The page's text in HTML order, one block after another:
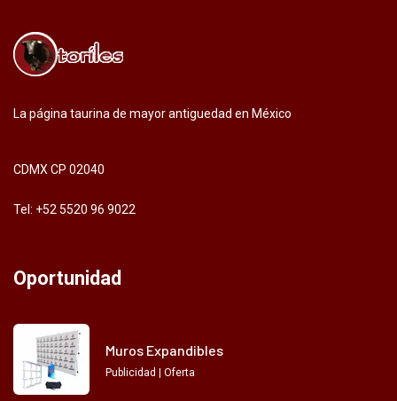
La página taurina de mayor antiguedad en México
CDMX CP 02040
Tel: +52 5520 96 9022
Oportunidad
Muros Expandibles
Publicidad | Oferta